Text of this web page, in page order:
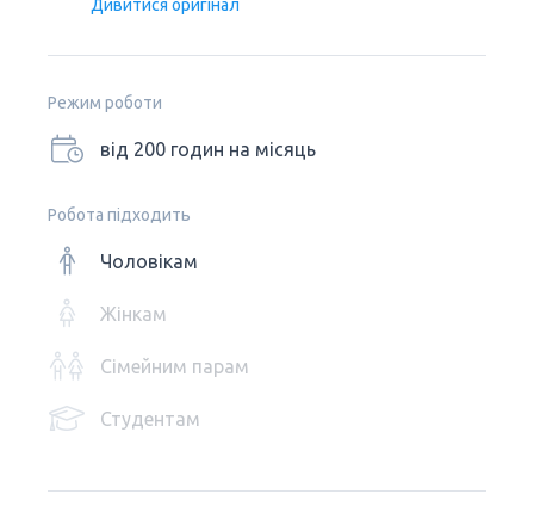
Дивитися оригінал
Режим роботи
від 200 годин на місяць
Робота підходить
Чоловікам
Жінкам
Сімейним парам
Студентам